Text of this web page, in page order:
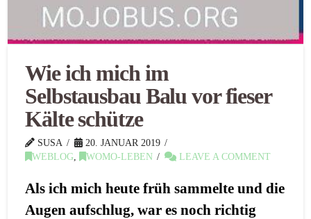
Wie ich mich im
Selbstausbau Balu vor fieser
Kälte schütze
SUSA
20. JANUAR 2019
WEBLOG
WOMO-LEBEN LEAVE A COMMENT
Als ich mich heute früh sammelte und die
Augen aufschlug, war es noch richtig